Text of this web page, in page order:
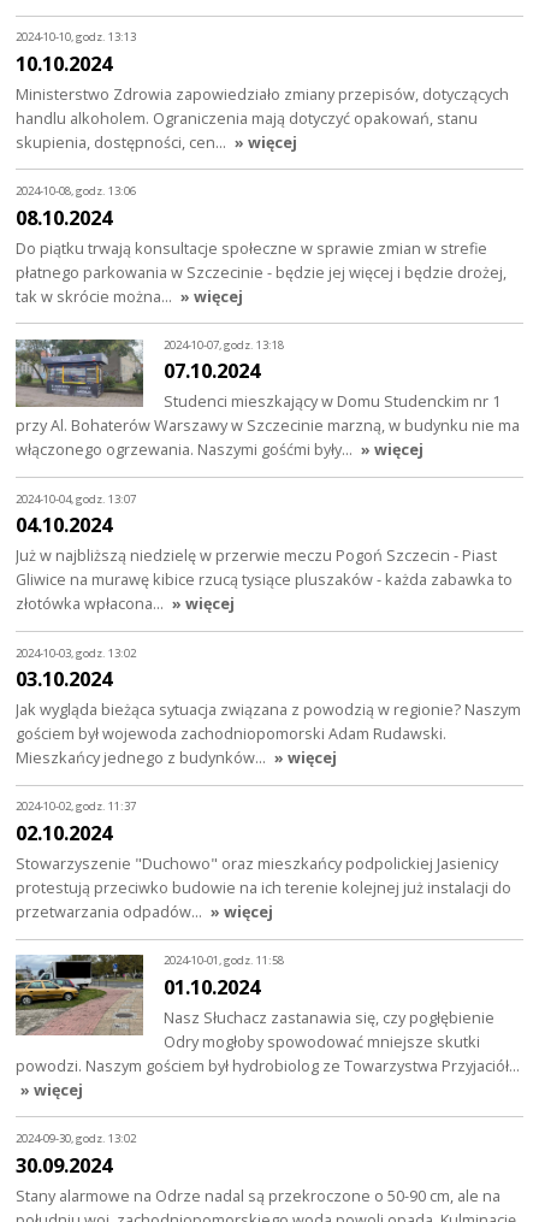
2024-10-10, godz. 13:13
10.10.2024
Ministerstwo Zdrowia zapowiedziało zmiany przepisów, dotyczących
handlu alkoholem. Ograniczenia mają dotyczyć opakowań, stanu
skupienia, dostępności, cen… » więcej
2024-10-08, godz. 13:06
08.10.2024
Do piątku trwają konsultacje społeczne w sprawie zmian w strefie
płatnego parkowania w Szczecinie - będzie jej więcej i będzie drożej,
tak w skrócie można… » więcej
2024-10-07, godz. 13:18
07.10.2024
Studenci mieszkający w Domu Studenckim nr 1
przy Al. Bohaterów Warszawy w Szczecinie marzną, w budynku nie ma
włączonego ogrzewania. Naszymi gośćmi były… » więcej
2024-10-04, godz. 13:07
04.10.2024
Już w najbliższą niedzielę w przerwie meczu Pogoń Szczecin - Piast
Gliwice na murawę kibice rzucą tysiące pluszaków - każda zabawka to
złotówka wpłacona… » więcej
2024-10-03, godz. 13:02
03.10.2024
Jak wygląda bieżąca sytuacja związana z powodzią w regionie? Naszym
gościem był wojewoda zachodniopomorski Adam Rudawski.
Mieszkańcy jednego z budynków… » więcej
2024-10-02, godz. 11:37
02.10.2024
Stowarzyszenie "Duchowo" oraz mieszkańcy podpolickiej Jasienicy
protestują przeciwko budowie na ich terenie kolejnej już instalacji do
przetwarzania odpadów… » więcej
2024-10-01, godz. 11:58
01.10.2024
Nasz Słuchacz zastanawia się, czy pogłębienie
Odry mogłoby spowodować mniejsze skutki
powodzi. Naszym gościem był hydrobiolog ze Towarzystwa Przyjaciół…
» więcej
2024-09-30, godz. 13:02
30.09.2024
Stany alarmowe na Odrze nadal są przekroczone o 50-90 cm, ale na